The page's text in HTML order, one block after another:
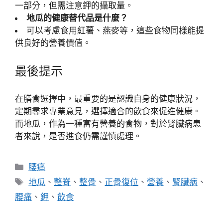
一部分，但需注意鉀的攝取量。
地瓜的健康替代品是什麼？
可以考慮食用紅薯、燕麥等，這些食物同樣能提
供良好的營養價值。
最後提示
在膳食選擇中，最重要的是認識自身的健康狀況，
定期尋求專業意見，選擇適合的飲食來促進健康。
而地瓜，作為一種富有營養的食物，對於腎臟病患
者來說，是否進食仍需謹慎處理。
分
類
腰痛
標
籤
地瓜 、整脊 、整骨 、 正骨復位 、 營養 、 腎臟病 、
腰痛 、 鉀 、 飲食